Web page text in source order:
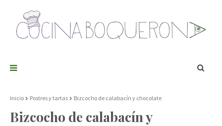
Inicio Postres y tartas Bizcocho de calabacín y chocolate
Bizcocho de calabacín y